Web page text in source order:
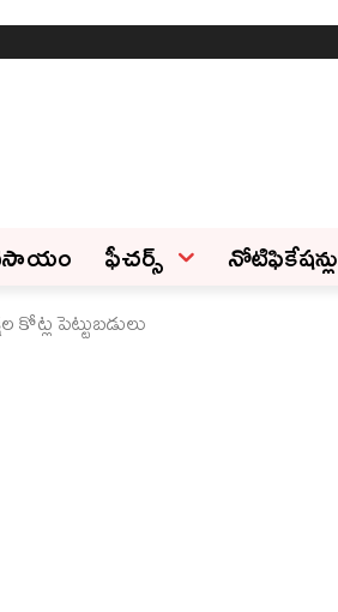
ఫీచ‌ర్స్ ‌ నోటిఫికేషన్లు
పెట్టుబడులు